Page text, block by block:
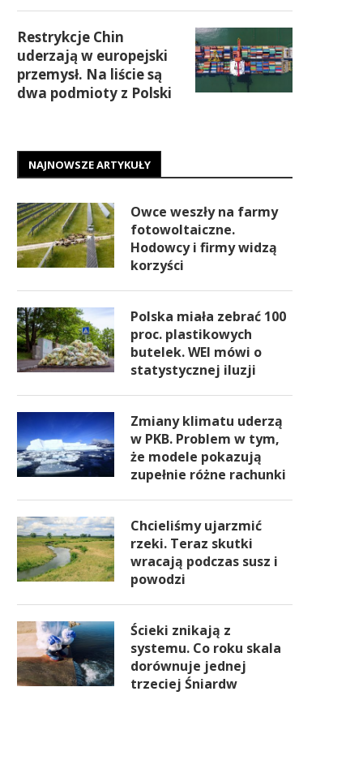
Restrykcje Chin
uderzają w europejski
przemysł. Na liście są
dwa podmioty z Polski
NAJNOWSZE ARTYKUŁY
Owce weszły na farmy
fotowoltaiczne.
Hodowcy i firmy widzą
korzyści
Polska miała zebrać 100
proc. plastikowych
butelek. WEI mówi o
statystycznej iluzji
Zmiany klimatu uderzą
w PKB. Problem w tym,
że modele pokazują
zupełnie różne rachunki
Chcieliśmy ujarzmić
rzeki. Teraz skutki
wracają podczas susz i
powodzi
Ścieki znikają z
systemu. Co roku skala
dorównuje jednej
trzeciej Śniardw